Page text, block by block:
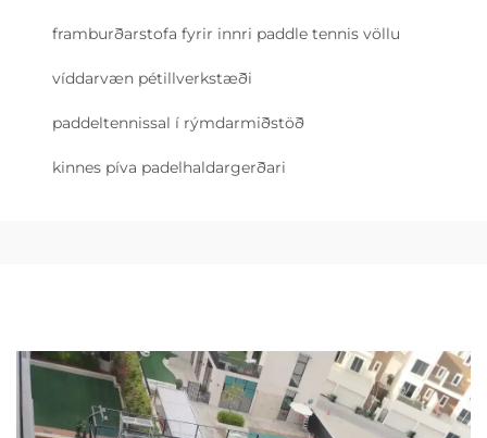
framburðarstofa fyrir innri paddle tennis völlu
víddarvæn pétillverkstæði
paddeltennissal í rýmdarmiðstöð
kinnes píva padelhaldargerðari